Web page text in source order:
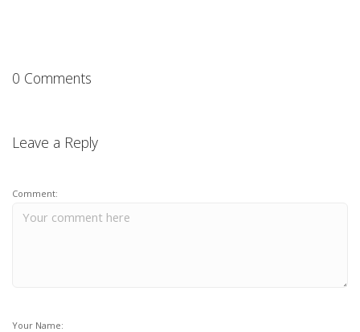
0 Comments
Leave a Reply
Comment:
Your Name: